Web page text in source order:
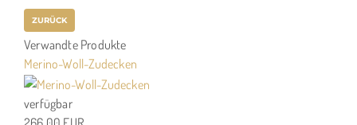
Verwandte Produkte
Merino-Woll-Zudecken
verfügbar